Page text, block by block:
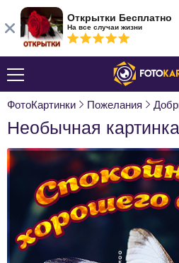
ФотоКартинки Пожелания
Необычная
Открытки Бесплатно
На все случаи жизни